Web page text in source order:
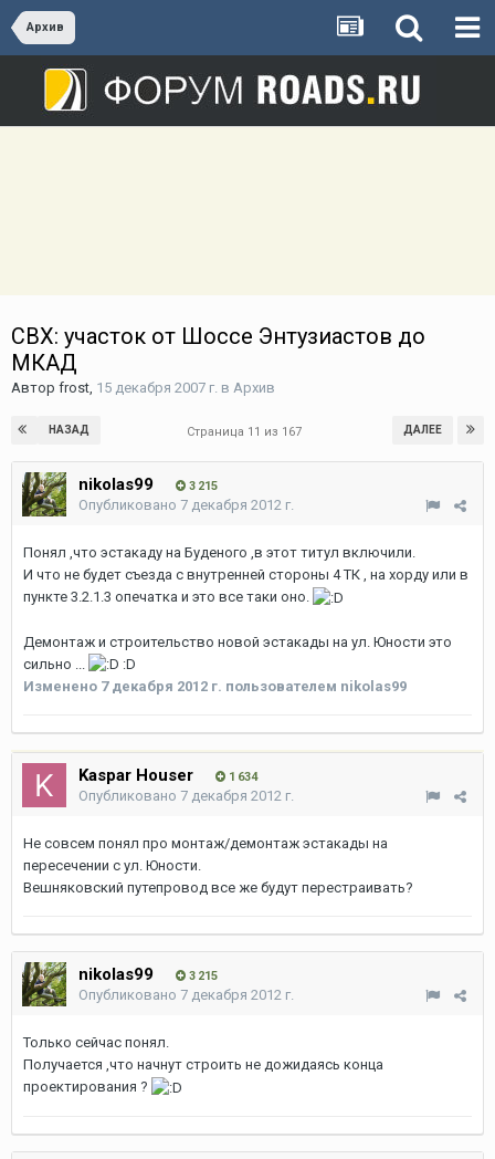
Архив
СВХ: участок от Шоссе Энтузиастов до
МКАД
Автор frost, 15 декабря 2007 г. в Архив
НАЗАД ДАЛЕЕ
Страница 11 из 167
nikolas99 3 215
Опубликовано 7 декабря 2012 г.
Понял ,что эстакаду на Буденого ,в этот титул включили.
И что не будет съезда с внутренней стороны 4 ТК , на хорду или в
пункте 3.2.1.3 опечатка и это все таки оно.
Демонтаж и строительство новой эстакады на ул. Юности это
сильно ...
:D
Изменено 7 декабря 2012 г. пользователем nikolas99
Kaspar Houser 1 634
Опубликовано 7 декабря 2012 г.
Не совсем понял про монтаж/демонтаж эстакады на
пересечении с ул. Юности.
Вешняковский путепровод все же будут перестраивать?
nikolas99 3 215
Опубликовано 7 декабря 2012 г.
Только сейчас понял.
Получается ,что начнут строить не дожидаясь конца
проектирования ?